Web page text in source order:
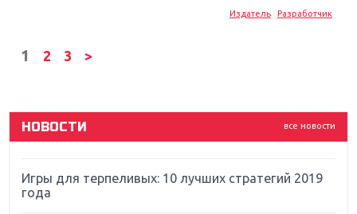
Издатель Разработчик
1 2 3 >
все новости
НОВОСТИ
ремастер Dark Souls
Far Cry 5: хвалить нельзя ругать
Игры для терпеливых: 10 лучших стратегий 2019
года